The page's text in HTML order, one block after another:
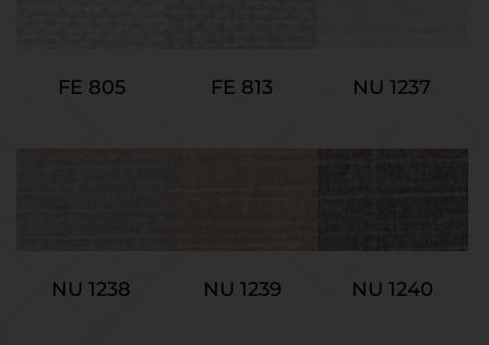
FE 805 FE 813 NU 1237
NU 1238 NU 1239 NU 1240